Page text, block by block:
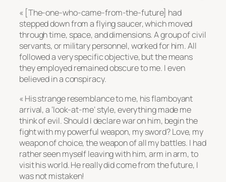
« [The-one-who-came-from-the-future] had
stepped down from a flying saucer, which moved
through time, space, and dimensions. A group of civil
servants, or military personnel, worked for him. All
followed a very specific objective, but the means
they employed remained obscure to me. I even
believed in a conspiracy.
« His strange resemblance to me, his flamboyant
arrival, a ‘look-at-me’ style, everything made me
think of evil. Should I declare war on him, begin the
fight with my powerful weapon, my sword? Love, my
weapon of choice, the weapon of all my battles. I had
rather seen myself leaving with him, arm in arm, to
visit his world. He really did come from the future, I
was not mistaken!